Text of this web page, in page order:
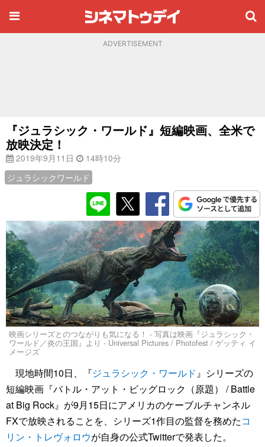
ADVERTISEMENT
『ジュラシック・ワールド』短編映画、全米で
放映決定！
2019年9月11日
14時10分
ジュラシックワールド
映画シリーズとのつながりも気になる！ - 写真は映画『ジュラシック・
ワールド／炎の王国』より - Universal Pictures / Photofest / ゲッティ イ
メージズ
現地時間10日、『ジュラシック・ワールド』シリーズの
短編映画『バトル・アット・ビッグロック（原題） / Battle
at Big Rock』が9月15日にアメリカのケーブルチャンネル
FXで放映されることを、シリーズ1作目の監督を務めたコ
リン・トレヴォロウが自身の公式Twitterで発表した。